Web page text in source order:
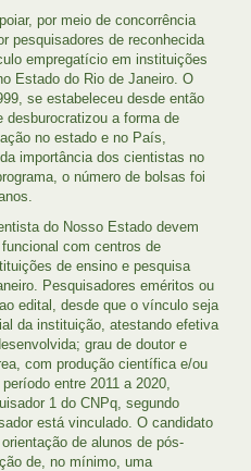
por meio de concorrência
pesquisadores de reconhecida
empregatício em instituições
Estado do Rio de Janeiro. O
se estabeleceu desde então
desburocratizou a forma de
no estado e no País,
importância dos cientistas no
o número de bolsas foi
do Nosso Estado devem
com centros de
de ensino e pesquisa
Pesquisadores eméritos ou
edital, desde que o vínculo seja
da instituição, atestando efetiva
grau de doutor e
com produção científica e/ou
entre 2011 a 2020,
1 do CNPq, segundo
está vinculado. O candidato
de alunos de pós-
de, no mínimo, uma